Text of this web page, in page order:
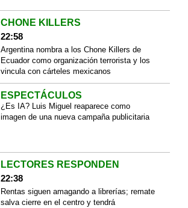
CHONE KILLERS
22:58
Argentina nombra a los Chone Killers de
Ecuador como organización terrorista y los
vincula con cárteles mexicanos
ESPECTÁCULOS
¿Es IA? Luis Miguel reaparece como
imagen de una nueva campaña publicitaria
LECTORES RESPONDEN
22:38
Rentas siguen amagando a librerías; remate
salva cierre en el centro y tendrá